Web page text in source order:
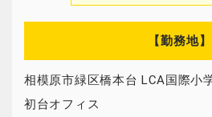
【勤務地】
相模原市緑区橋本台 LCA国際小
初台オフィス